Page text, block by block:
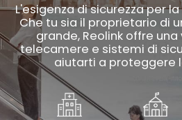
L'esigenza di sicurezza per
Che tu sia il proprietario di
grande, Reolink offre
telecamere e sistemi di
aiutarti a proteggere